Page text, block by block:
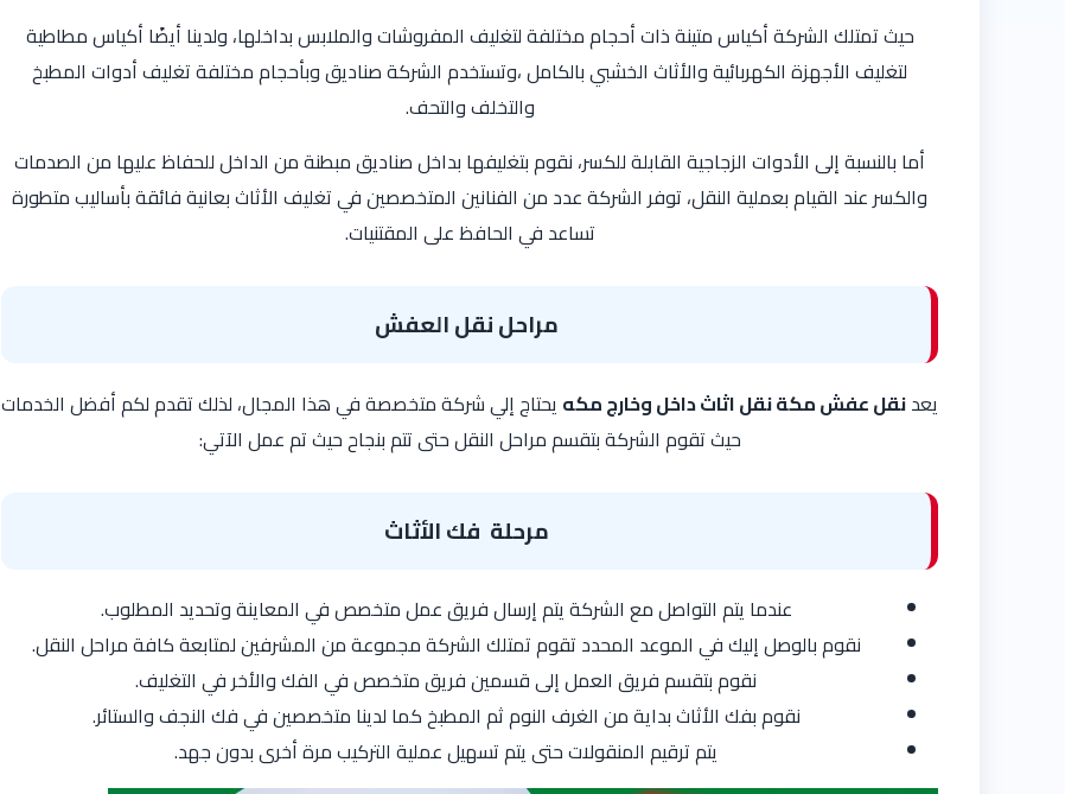
حيث تمتلك الشركة أكياس متينة ذات أحجام مختلفة لتغليف المفروشات والملابس بداخلها، ولدينا أيضًا أكياس مطاطية
لتغليف الأجهزة الكهربائية والأثاث الخشبي بالكامل ،وتستخدم الشركة صناديق وبأحجام مختلفة تغليف أدوات المطبخ
والتخلف والتحف.
أما بالنسبة إلى الأدوات الزجاجية القابلة للكسر، نقوم بتغليفها بداخل صناديق مبطنة من الداخل للحفاظ عليها من الصدمات
والكسر عند القيام بعملية النقل، توفر الشركة عدد من الفنانين المتخصصين في تغليف الأثاث بعانية فائقة بأساليب متطورة
تساعد في الحافظ على المقتنيات.
مراحل نقل العفش
يعدنقل عفش مكة نقل اثاث داخل وخارج مكه يحتاج إلي شركة متخصصة في هذا المجال، لذلك تقدم لكم أفضل الخدمات
حيث تقوم الشركة بتقسم مراحل النقل حتى تتم بنجاح حيث تم عمل الآتي:
مرحلة فك الأثاث
عندما يتم التواصل مع الشركة يتم إرسال فريق عمل متخصص في المعاينة وتحديد المطلوب.
نقوم بالوصل إليك في الموعد المحدد تقوم تمتلك الشركة مجموعة من المشرفين لمتابعة كافة مراحل النقل.
نقوم بتقسم فريق العمل إلى قسمين فريق متخصص في الفك والأخر في التغليف.
نقوم بفك الأثاث بداية من الغرف النوم ثم المطبخ كما لدينا متخصصين في فك النجف والستائر.
يتم ترقيم المنقولات حتى يتم تسهيل عملية التركيب مرة أخرى بدون جهد.